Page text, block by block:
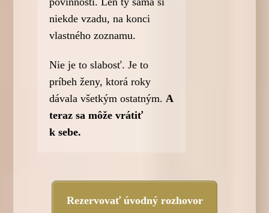
niekde vzadu, na konci
vlastného zoznamu.
Nie je to slabosť. Je to
príbeh ženy, ktorá roky
dávala všetkým ostatným.A
teraz sa môže vrátiť
k sebe.
Rezervovať úvodný rozhovor